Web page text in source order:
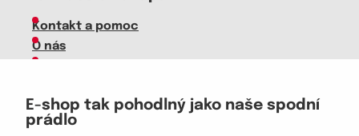
E-shop tak pohodlný jako naše spodní
prádlo
Kontakt a pomoc
O nás
Velkoobchod
Vrácení zboží, reklamace